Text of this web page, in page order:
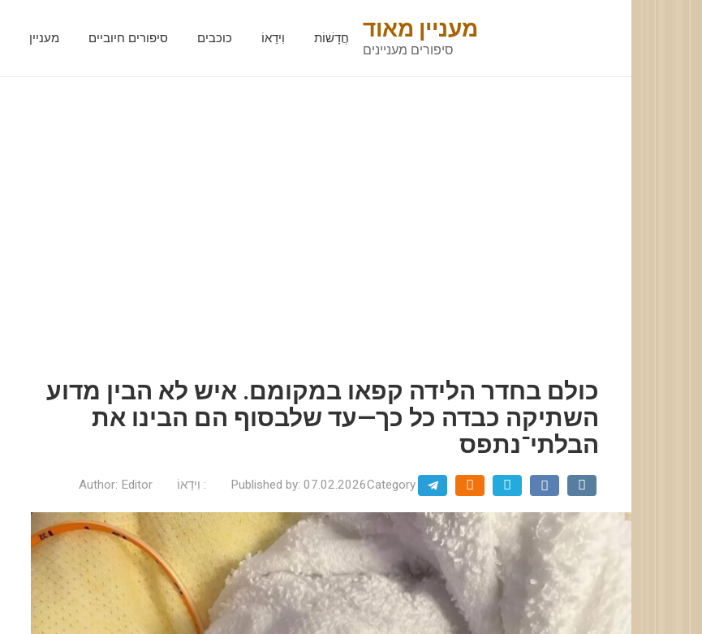
מעניין מאוד
סיפורים מעניינים
חֲדָשׁוֹת וִידֵאוֹ כוכבים סיפורים חיוביים מעניין
כולם בחדר הלידה קפאו במקומם. איש לא הבין מדוע
השתיקה כבדה כל כך—עד שלבסוף הם הבינו את
הבלתי־נתפס
Published by: 07.02.2026Category: וִידֵאוֹ Author: Editor